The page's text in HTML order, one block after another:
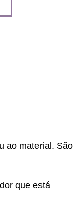
ao material. São
que está